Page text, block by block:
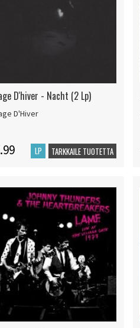
D'hiver - Nacht (2 Lp)
D'Hiver
LP TARKKAILE TUOTETTA